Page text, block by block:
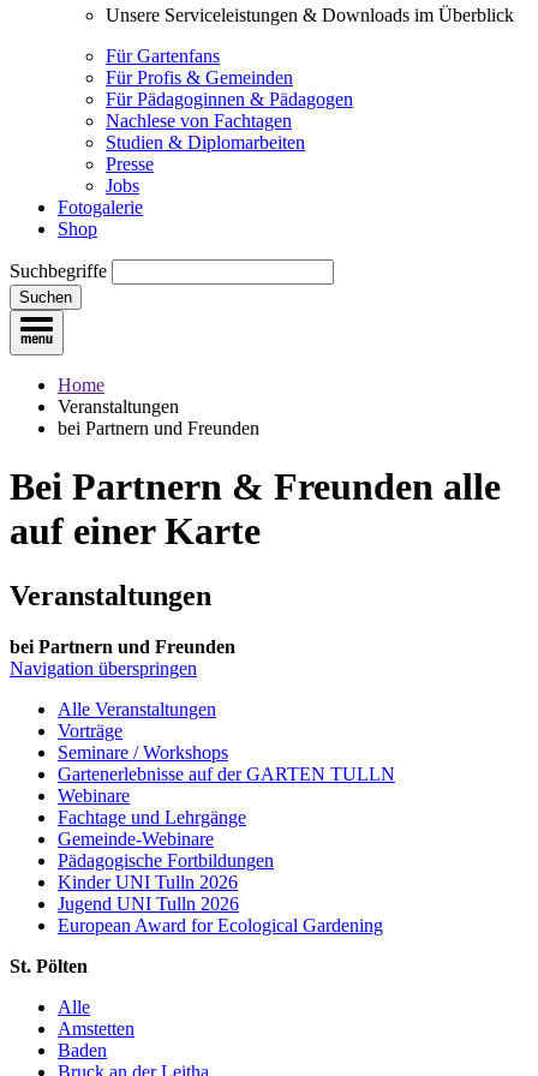
Unsere Serviceleistungen & Downloads im Überblick
Für Gartenfans
Für Profis & Gemeinden
Für Pädagoginnen & Pädagogen
Nachlese von Fachtagen
Studien & Diplomarbeiten
Presse
Jobs
Fotogalerie
Shop
Suchbegriffe
Suchen
Home
Veranstaltungen
bei Partnern und Freunden
Bei Partnern & Freunden alle
auf einer Karte
Veranstaltungen
bei Partnern und Freunden
Navigation überspringen
Alle Veranstaltungen
Vorträge
Seminare / Workshops
Gartenerlebnisse auf der GARTEN TULLN
Webinare
Fachtage und Lehrgänge
Gemeinde-Webinare
Pädagogische Fortbildungen
Kinder UNI Tulln 2026
Jugend UNI Tulln 2026
European Award for Ecological Gardening
St. Pölten
Alle
Amstetten
Baden
Bruck an der Leitha